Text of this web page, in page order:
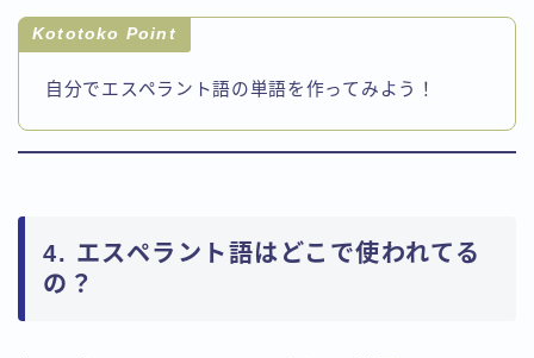
Kototoko Point
自分でエスペラント語の単語を作ってみよう！
4. エスペラント語はどこで使われてる
の？